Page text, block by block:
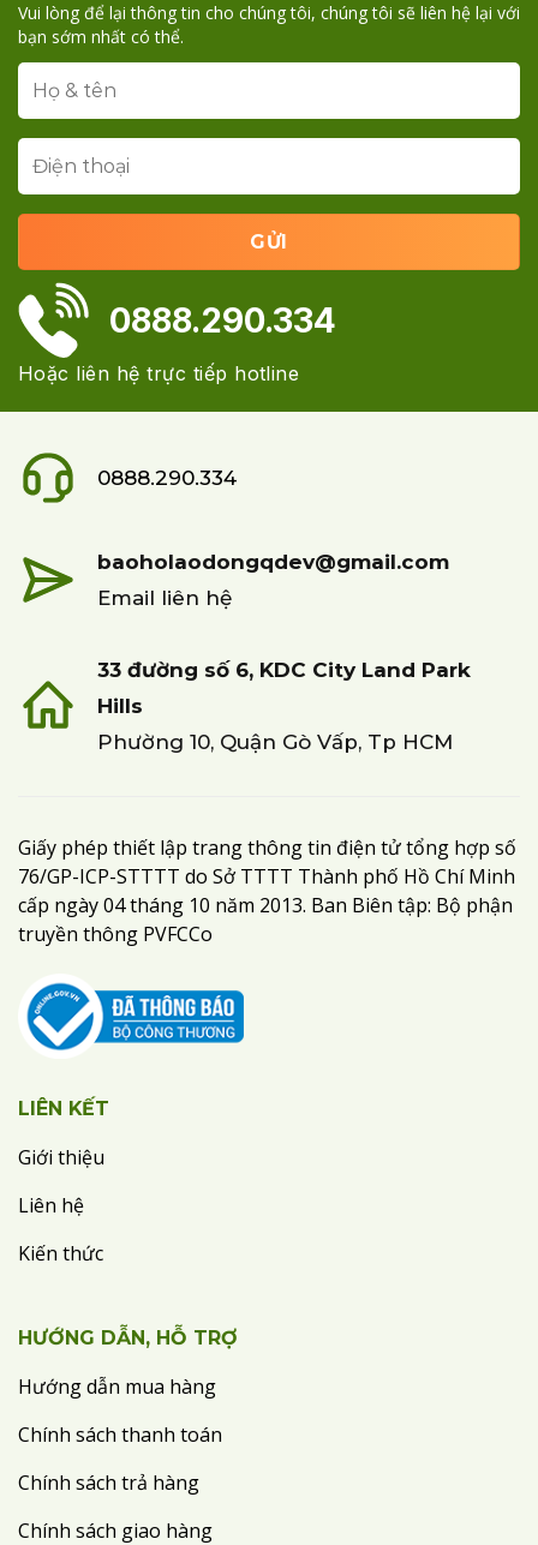
Vui lòng để lại thông tin cho chúng tôi, chúng tôi sẽ liên hệ lại với
bạn sớm nhất có thể.
0888.290.334
Hoặc liên hệ trực tiếp hotline
0888.290.334
baoholaodongqdev@gmail.com
Email liên hệ
33 đường số 6, KDC City Land Park
Hills
Phường 10, Quận Gò Vấp, Tp HCM
Giấy phép thiết lập trang thông tin điện tử tổng hợp số
76/GP-ICP-STTTT do Sở TTTT Thành phố Hồ Chí Minh
cấp ngày 04 tháng 10 năm 2013. Ban Biên tập: Bộ phận
truyền thông PVFCCo
LIÊN KẾT
Giới thiệu
Liên hệ
Kiến thức
HƯỚNG DẪN, HỖ TRỢ
Hướng dẫn mua hàng
Chính sách thanh toán
Chính sách trả hàng
Chính sách giao hàng